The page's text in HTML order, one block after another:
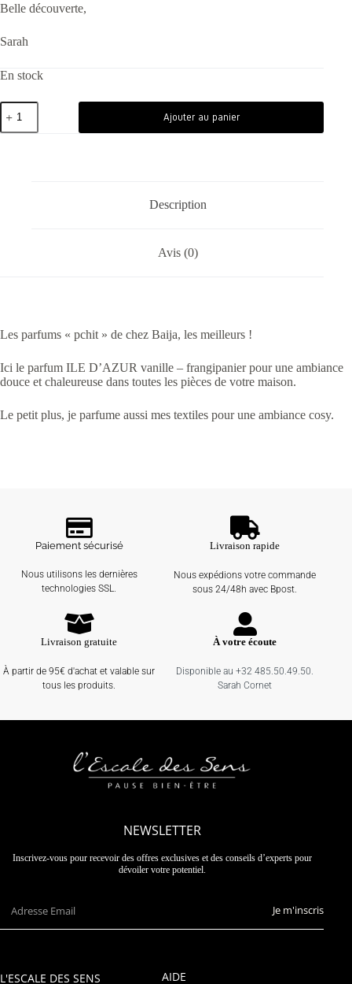
Belle découverte,
Sarah
En stock
Ajouter au panier
Description
Avis (0)
Les parfums « pchit » de chez Baija, les meilleurs !
Ici le parfum ILE D’AZUR vanille – frangipanier pour une ambiance
douce et chaleureuse dans toutes les pièces de votre maison.
Le petit plus, je parfume aussi mes textiles pour une ambiance cosy.
Paiement sécurisé
Nous utilisons les dernières
technologies SSL.
Livraison rapide
Nous expédions votre commande
sous 24/48h avec Bpost.
Livraison gratuite
À partir de 95€ d'achat et valable sur
tous les produits.
À votre écoute
Disponible au +32 485.50.49.50.
Sarah Cornet
NEWSLETTER
Inscrivez-vous pour recevoir des offres exclusives et des conseils d’experts pour
dévoiler votre potentiel.
Je m'inscris
L'ESCALE DES SENS AIDE